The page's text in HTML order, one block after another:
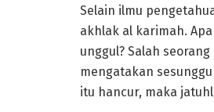
Selain ilmu
akhlak al karimah.
unggul? Salah
mengatakan
itu hancur, maka